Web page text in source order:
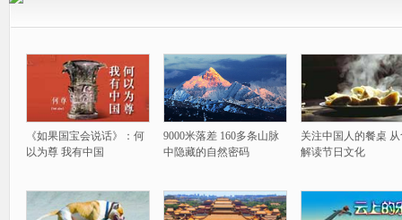
《如果国宝会说话》：何
以为尊 我有中国
9000米落差 160多条山脉
中隐藏的自然密码
关注中国人的餐桌
解读节日文化